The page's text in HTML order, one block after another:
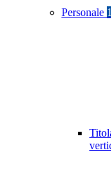
Personale